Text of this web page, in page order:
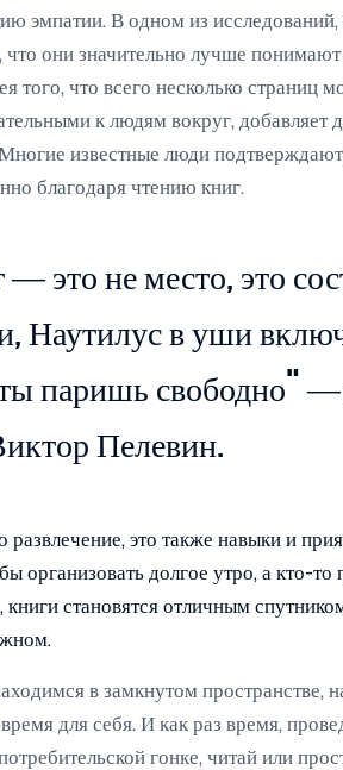
эмпатии. В одном из
что они значительно лучше
что всего несколько страниц
к людям вокруг, добавляет
известные люди
благодаря чтению книг.
— это не место, это
Наутилус в уши
паришь свободно" —
Пелевин.
развлечение, это также навыки и
организовать долгое утро, а кто-то
становятся отличным
в замкнутом пространстве,
время для себя. И как раз время,
гонке, читай или